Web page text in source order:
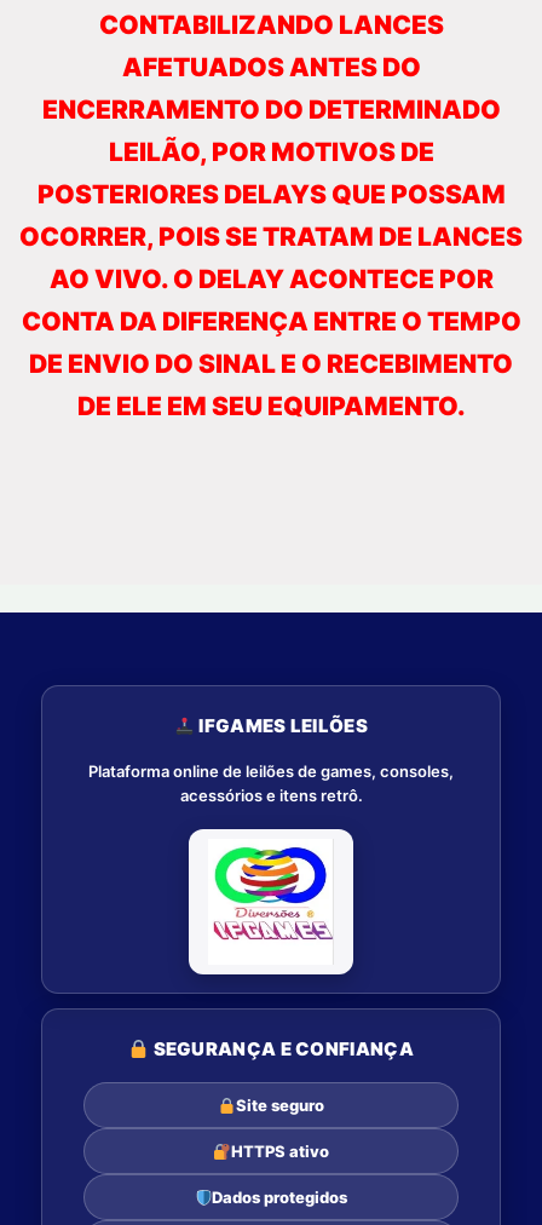
CONTABILIZANDO LANCES
AFETUADOS ANTES DO
ENCERRAMENTO DO DETERMINADO
LEILÃO, POR MOTIVOS DE
POSTERIORES DELAYS QUE POSSAM
OCORRER, POIS SE TRATAM DE LANCES
AO VIVO. O DELAY ACONTECE POR
CONTA DA DIFERENÇA ENTRE O TEMPO
DE ENVIO DO SINAL E O RECEBIMENTO
DE ELE EM SEU EQUIPAMENTO.
IFGAMES LEILÕES
Plataforma online de leilões de games, consoles,
acessórios e itens retrô.
SEGURANÇA E CONFIANÇA
Site seguro
HTTPS ativo
Dados protegidos